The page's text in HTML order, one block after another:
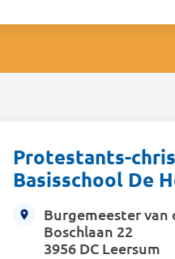
Protestants-
Basisschool De
Burgemeester van
Boschlaan 22
3956 DC Leersum